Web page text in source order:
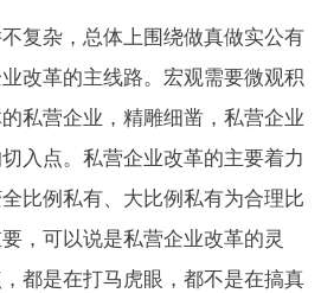
复杂，总体上围绕做真做实公有
改革的主线路。宏观需要微观积
私营企业，精雕细凿，私营企业
入点。私营企业改革的主要着力
比例私有、大比例私有为合理比
，可以说是私营企业改革的灵
都是在打马虎眼，都不是在搞真